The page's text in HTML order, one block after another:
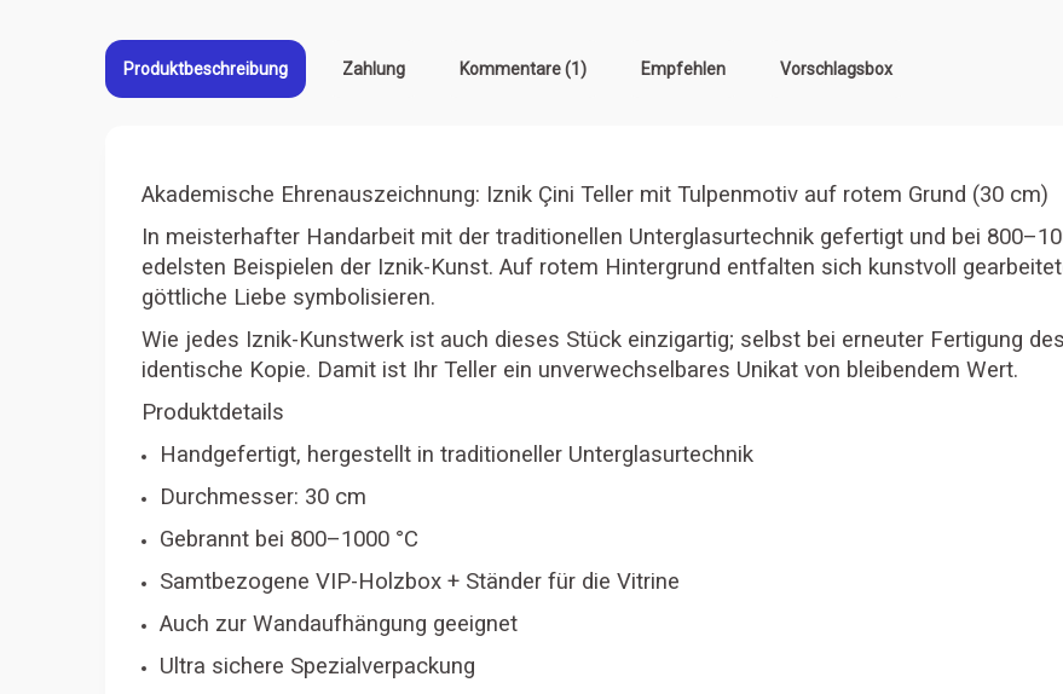
Produktbeschreibung Zahlung Kommentare (1) Empfehlen Vorschlagsbox
Akademische Ehrenauszeichnung: Iznik Çini Teller mit Tulpenmotiv auf rotem Grund (30 cm)
In meisterhafter Handarbeit mit der traditionellen Unterglasurtechnik gefertigt und bei
edelsten Beispielen der Iznik-Kunst. Auf rotem Hintergrund entfalten sich kunstvoll
göttliche Liebe symbolisieren.
Wie jedes Iznik-Kunstwerk ist auch dieses Stück einzigartig; selbst bei erneuter Fertigung
identische Kopie. Damit ist Ihr Teller ein unverwechselbares Unikat von bleibendem Wert.
Produktdetails
Handgefertigt, hergestellt in traditioneller Unterglasurtechnik
Durchmesser: 30 cm
Gebrannt bei 800–1000 °C
Samtbezogene VIP-Holzbox + Ständer für die Vitrine
Auch zur Wandaufhängung geeignet
Ultra sichere Spezialverpackung